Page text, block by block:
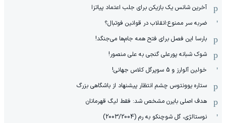
آخرین شانس یک بازیکن برای جلب اعتماد پیاتزا
ضربه سر ممنوع؛انقلاب در قوانین فوتبال؟
بارسا این فصل برای فتح همه جام‌ها می‌جنگد!
شوک شبانه پورعلی گنجی به علی منصور!
خولین آلوارز و 5 سوپرگل کلاس جهانی!
ستاره یوونتوس چشم انتظار پیشنهاد از باشگاهی بزرگ
هدف اصلی بایرن مشخص شد: فقط لیگ قهرمانان
نوستالژی، گل شوچنکو به رم (2003/2004)